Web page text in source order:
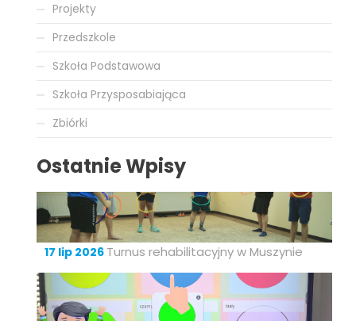
Projekty
Przedszkole
Szkoła Podstawowa
Szkoła Przysposabiająca
Zbiórki
Ostatnie Wpisy
17 lip 2026 Turnus rehabilitacyjny w Muszynie